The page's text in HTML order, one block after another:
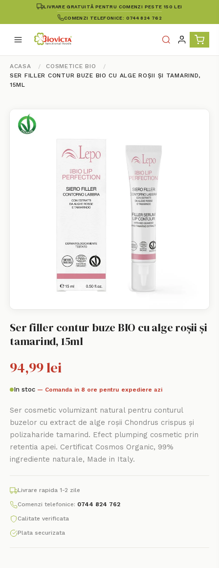
LIVRARE GRATUITĂ PENTRU COMENZI PESTE 150 LEI
COMENZI TELEFONICE: 0744 824 762
ACASA
COSMETICE BIO
SER FILLER CONTUR BUZE BIO CU ALGE ROȘII ȘI TAMARIND,
15ML
Ser filler contur buze BIO cu alge roșii și
tamarind, 15ml
94,99 lei
In stoc — Comanda in 8 ore pentru expediere azi
Ser cosmetic volumizant natural pentru conturul
buzelor cu extract de alge roșii Chondrus crispus și
polizaharide tamarind. Efect plumping cosmetic prin
retentia apei. Certificat Cosmos Organic, 99%
ingrediente naturale, Made in Italy.
Livrare rapida 1-2 zile
Comenzi telefonice: 0744 824 762
Calitate verificata
Plata securizata